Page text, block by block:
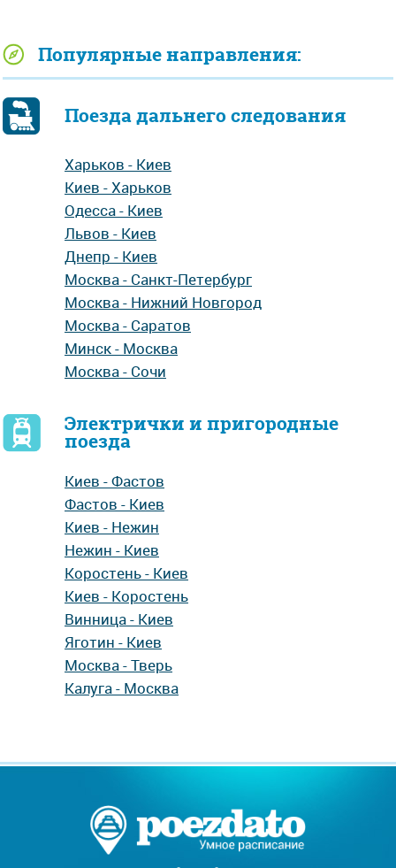
Популярные направления:
Поезда дальнего следования
Харьков - Киев
Киев - Харьков
Одесса - Киев
Львов - Киев
Днепр - Киев
Москва - Санкт-Петербург
Москва - Нижний Новгород
Москва - Саратов
Минск - Москва
Москва - Сочи
Электрички и пригородные
поезда
Киев - Фастов
Фастов - Киев
Киев - Нежин
Нежин - Киев
Коростень - Киев
Киев - Коростень
Винница - Киев
Яготин - Киев
Москва - Тверь
Калуга - Москва